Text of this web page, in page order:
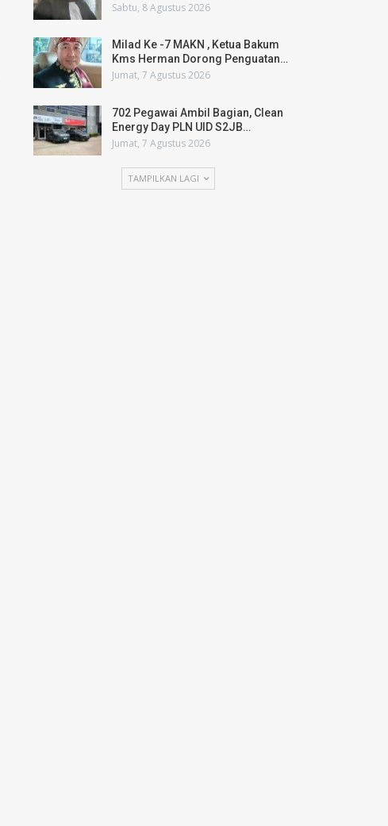
Sabtu, 8 Agustus 2026
Milad Ke -7 MAKN , Ketua Bakum
Kms Herman Dorong Penguatan…
Jumat, 7 Agustus 2026
702 Pegawai Ambil Bagian, Clean
Energy Day PLN UID S2JB…
Jumat, 7 Agustus 2026
TAMPILKAN LAGI